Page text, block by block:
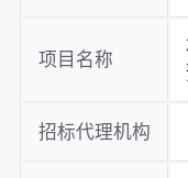
项目名称
招标代理机构